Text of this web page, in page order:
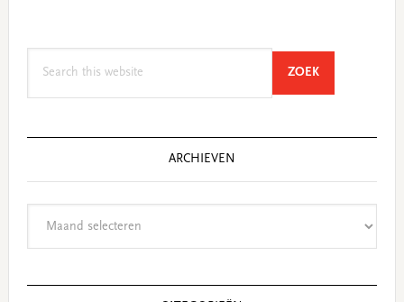
ZOEKSEARCH
ARCHIEVEN